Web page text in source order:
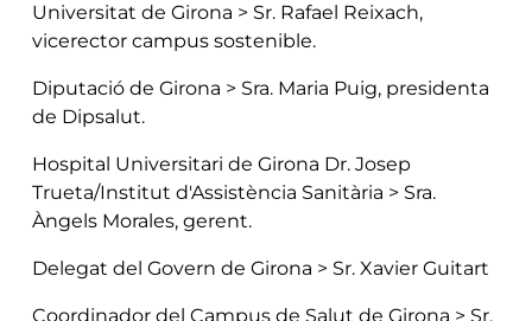
Universitat de Girona > Sr. Rafael Reixach,
vicerector campus sostenible.
Diputació de Girona > Sra. Maria Puig, presidenta
de Dipsalut.
Hospital Universitari de Girona Dr. Josep
Trueta/Institut d'Assistència Sanitària > Sra.
Àngels Morales, gerent.
Delegat del Govern de Girona > Sr. Xavier Guitart
Coordinador del Campus de Salut de Girona > Sr.